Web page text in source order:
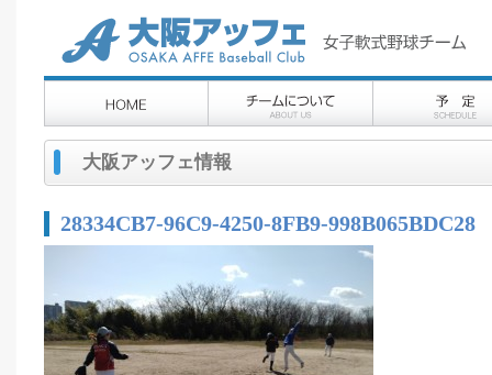
大阪アッフェ情報
28334CB7-96C9-4250-8FB9-998B065BDC28